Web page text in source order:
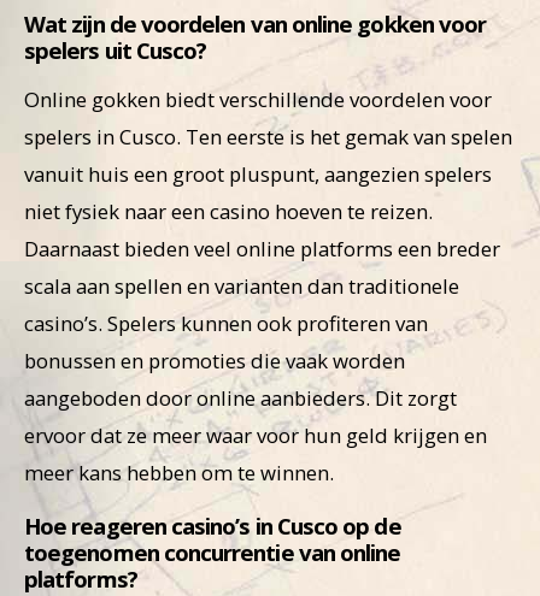
Wat zijn de voordelen van online gokken voor
spelers uit Cusco?
Online gokken biedt verschillende voordelen voor
spelers in Cusco. Ten eerste is het gemak van spelen
vanuit huis een groot pluspunt, aangezien spelers
niet fysiek naar een casino hoeven te reizen.
Daarnaast bieden veel online platforms een breder
scala aan spellen en varianten dan traditionele
casino’s. Spelers kunnen ook profiteren van
bonussen en promoties die vaak worden
aangeboden door online aanbieders. Dit zorgt
ervoor dat ze meer waar voor hun geld krijgen en
meer kans hebben om te winnen.
Hoe reageren casino’s in Cusco op de
toegenomen concurrentie van online
platforms?